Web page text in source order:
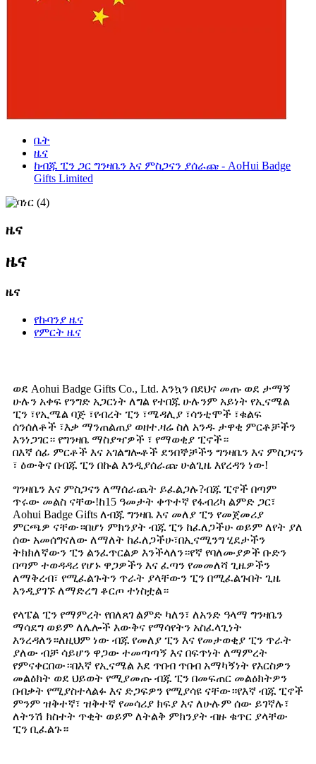
ቤት
ዜና
ከብጁ ፒን ጋር ግንዛቤን እና ምስጋናን ያሰራጩ - AoHui Badge
Gifts Limited
ዜና
ዜና
ዜና
የኩባንያ ዜና
የምርት ዜና
ወደ Aohui Badge Gifts Co., Ltd. እንኳን በደህና መጡ ወደ ታማኝ
ሁሉን አቀፍ የንግድ አጋርነት ለግል የተበጁ ሁሉንም አይነት የኢናሜል
ፒን ፣የኢሜል ባጅ ፣የብረት ፒን ፣ሜዳሊያ ፣ሳንቲሞች ፣ቁልፍ
ሰንሰለቶች ፣እቃ ማንጠልጠያ ወዘተ.ዛሬ ስለ አንዱ ታዋቂ ምርቶቻችን
እንነጋገር። የግንዛቤ ማስያዣዎች ፣ የማወቂያ ፒኖች።
በእኛ ሰፊ ምርቶች እና አገልግሎቶች ደንበኞቻችን ግንዛቤን እና ምስጋናን
፣ ዕውቅና በብጁ ፒን በኩል እንዲያሰራጩ ሁልጊዜ እየረዳን ነው!
ግንዛቤን እና ምስጋናን ለማሰራጨት ይፈልጋሉ?ብጁ ፒኖች በጣም
ጥሩው መልስ ናቸው!ከ15 ዓመታት ቀጥተኛ የፋብሪካ ልምድ ጋር፣
Aohui Badge Gifts ለብጁ ግንዛቤ እና መለያ ፒን የመጀመሪያ
ምርጫዎ ናቸው።በሆነ ምክንያት ብጁ ፒን ከፈለጋችሁ ወይም ለየት ያለ
ሰው አመሰግናለው ለማለት ከፈለጋችሁ፣በኢናሚንግ ሂደታችን
ትክክለኛውን ፒን ልንፈጥርልዎ እንችላለን።የኛ የባለሙያዎች ቡድን
በጣም ተወዳዳሪ የሆኑ ዋጋዎችን እና ፈጣን የመመለሻ ጊዜዎችን
ለማቅረብ፣ የሚፈልጉትን ጥራት ያላቸውን ፒን በሚፈልጉበት ጊዜ
እንዲያገኙ ለማድረግ ቆርጦ ተነስቷል።
የላፔል ፒን የማምረት የበለጸገ ልምድ ካለን፣ ለአንድ ዓላማ ግንዛቤን
ማሳደግ ወይም ለሌሎች እውቅና የማሳየትን አስፈላጊነት
እንረዳለን።ለዚህም ነው ብጁ የመለያ ፒን እና የመታወቂያ ፒን ጥራት
ያለው ብቻ ሳይሆን ዋጋው ተመጣጣኝ እና በፍጥነት ለማምረት
የምናቀርበው።በእኛ የኢናሜል እደ ጥበብ ጥበብ አማካኝነት የእርስዎን
መልዕክት ወደ ህይወት የሚያመጡ ብጁ ፒን በመፍጠር መልዕክትዎን
በብቃት የሚያስተላልፉ እና ድጋፍዎን የሚያሳዩ ናቸው።የእኛ ብጁ ፒኖች
ምንም ዝቅተኛ፣ ዝቅተኛ የመሳሪያ ክፍያ እና ለሁሉም ሰው ይገኛሉ፣
ለትንሽ ክስተት ጥቂት ወይም ለትልቅ ምክንያት ብዙ ቁጥር ያላቸው
ፒን ቢፈልጉ።